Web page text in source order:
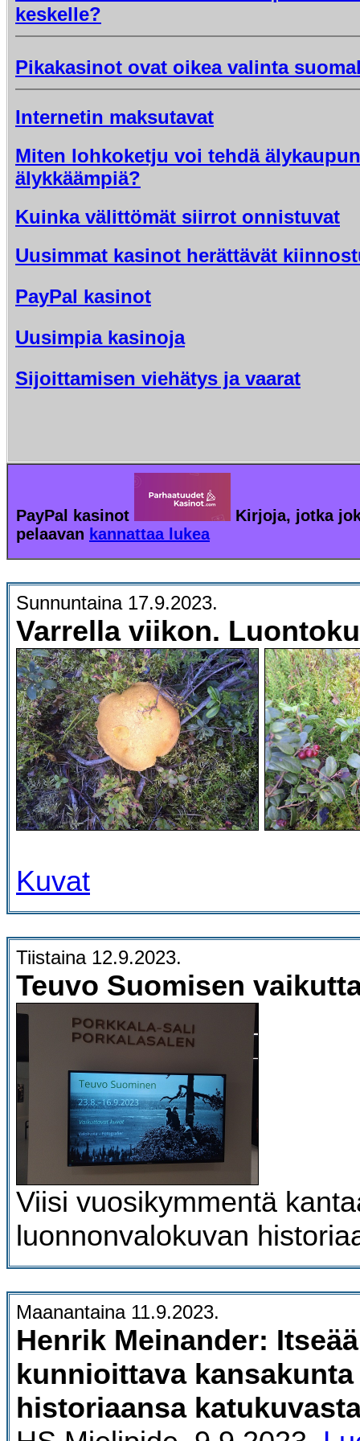
keskelle?
Pikakasinot ovat oikea valinta
Internetin maksutavat
Miten lohkoketju voi tehdä
älykkäämpiä?
Kuinka välittömät siirrot onnistuvat
Uusimmat kasinot herättävät
PayPal kasinot
Uusimpia kasinoja
Sijoittamisen viehätys ja vaarat
PayPal kasinot
Kirjoja, jotka
pelaavan kannattaa lukea
Sunnuntaina 17.9.2023.
Varrella viikon.
Kuvat
Tiistaina 12.9.2023.
Teuvo Suomisen
Viisi vuosikymmentä
luonnonvalokuvan
Maanantaina 11.9.2023.
Henrik Meinander:
kunnioittava
historiaansa